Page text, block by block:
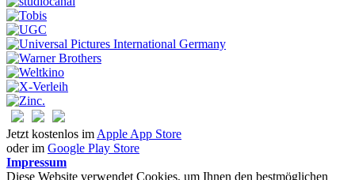
Jetzt kostenlos im Apple App Store
oder im Google Play Store
Impressum
Diese Website verwendet Cookies, um Ihnen den bestmöglichen